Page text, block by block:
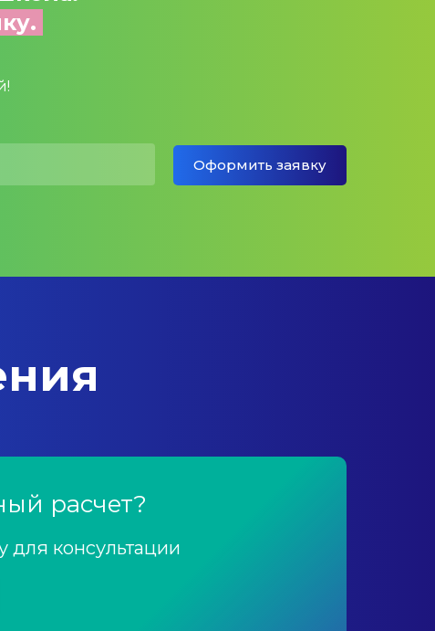
Оформить заявку
расчет?
для консультации